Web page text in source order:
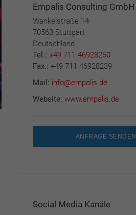
Empalis Consulting GmbH
Wankelstraße 14
70563 Stuttgart
Deutschland
Tel.: +49 711 46928260
Fax.: +49 711 46928239
Mail: info@empalis.de
Website: www.empalis.de
ANFRAGE SENDEN
Social Media Kanäle